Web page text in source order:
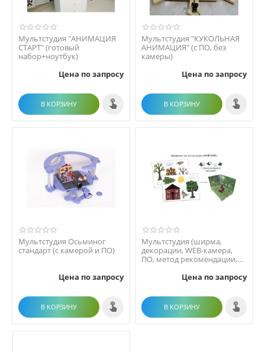
Мультстудия "АНИМАЦИЯ
СТАРТ" (готовый
набор+ноутбук)
Цена по запросу
В КОРЗИНУ
Мультстудия "КУКОЛЬНАЯ
АНИМАЦИЯ" (с ПО, без
камеры)
Цена по запросу
В КОРЗИНУ
Мультстудия Осьминог
стандарт (с камерой и ПО)
Цена по запросу
В КОРЗИНУ
Мультстудия (ширма,
декорации, WEB-камера,
ПО, метод рекомендации,
Цена по запросу
В КОРЗИНУ